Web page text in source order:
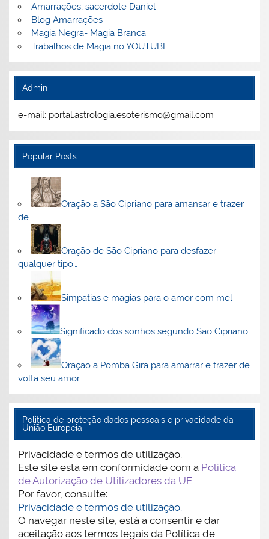
Amarrações, sacerdote Daniel
Blog Amarrações
Magia Negra- Magia Branca
Trabalhos de Magia no YOUTUBE
Admin
e-mail: portal.astrologia.esoterismo@gmail.com
Popular Posts
Oração a São Cipriano para amansar e trazer
de…
Oração de São Cipriano para desfazer
qualquer tipo…
Simpatias e magias para o amor com mel
Significado dos sonhos segundo São Cipriano
Oração a Pomba Gira para amarrar e trazer de
volta seu amor
Politica de proteção dados pessoais e privacidade da
União Europeia
Privacidade e termos de utilização.
Este site está em conformidade com a Política
de Autorização de Utilizadores da UE
Por favor, consulte:
Privacidade e termos de utilização.
O navegar neste site, está a consentir e dar
aceitação aos termos legais da Política de